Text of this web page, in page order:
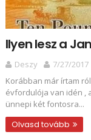
Ilyen lesz a
Deszy
7/27/2017
Korábban már írtam
évfordulója van idén ,
ünnepi két fontosra...
Olvasd tovább